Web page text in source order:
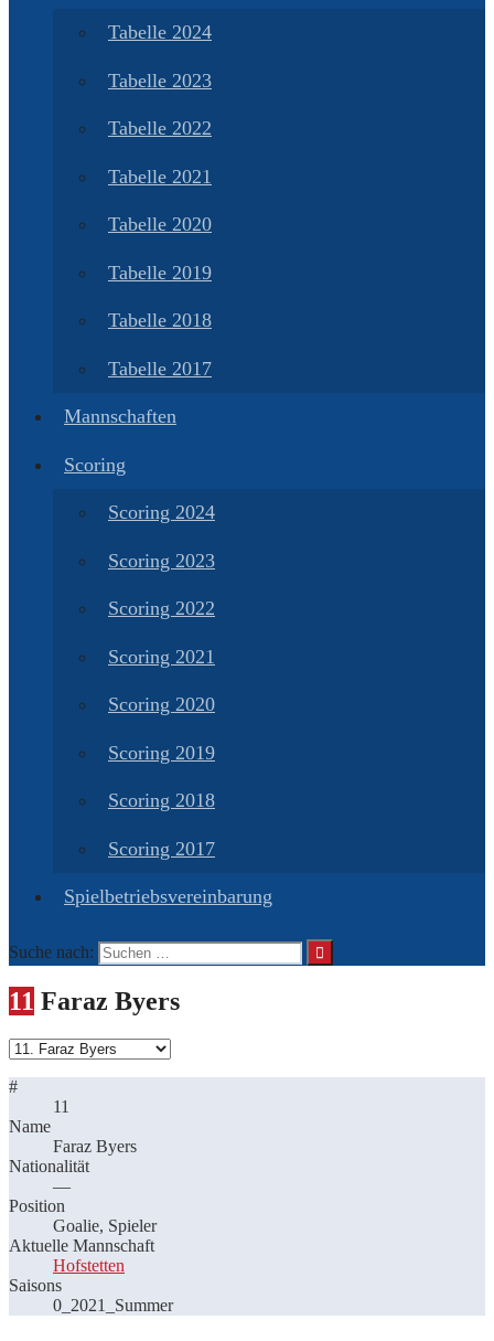
Tabelle 2024
Tabelle 2023
Tabelle 2022
Tabelle 2021
Tabelle 2020
Tabelle 2019
Tabelle 2018
Tabelle 2017
Mannschaften
Scoring
Scoring 2024
Scoring 2023
Scoring 2022
Scoring 2021
Scoring 2020
Scoring 2019
Scoring 2018
Scoring 2017
Spielbetriebsvereinbarung
Suche nach:
11 Faraz Byers
#
11
Name
Faraz Byers
Nationalität
—
Position
Goalie, Spieler
Aktuelle Mannschaft
Hofstetten
Saisons
0_2021_Summer